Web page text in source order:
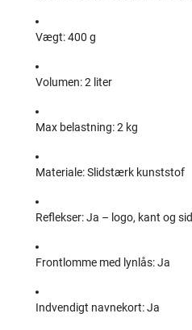
Vægt: 400 g
Volumen: 2 liter
Max belastning: 2 kg
Materiale: Slidstærk kunststof
Reflekser: Ja – logo, kant og
Frontlomme med lynlås: Ja
Indvendigt navnekort: Ja